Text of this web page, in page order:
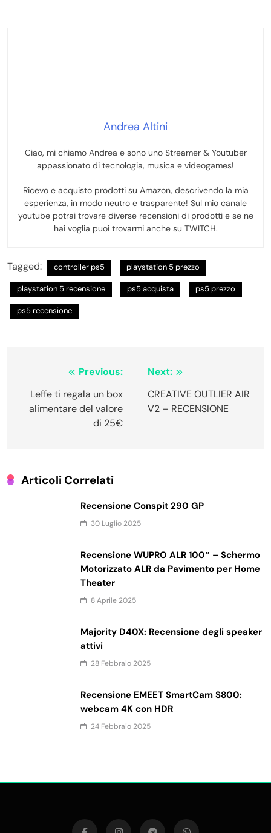
Andrea Altini
Ciao, mi chiamo Andrea e sono uno Streamer & Youtuber
appassionato di tecnologia, musica e videogames!
Ricevo e acquisto prodotti su Amazon, descrivendo la mia
esperienza, in modo neutro e trasparente! Sul mio canale
youtube potrai trovare diverse recensioni di prodotti e se ne
hai voglia puoi trovarmi anche su TWITCH.
Tagged: controller ps5 playstation 5 prezzo
playstation 5 recensione ps5 acquista ps5 prezzo
ps5 recensione
Navigazione
articoli
Previous:
Leffe ti regala un box
alimentare del valore
di 25€
Next:
CREATIVE OUTLIER AIR
V2 – RECENSIONE
Articoli Correlati
Recensione Conspit 290 GP
30 Luglio 2025
Recensione WUPRO ALR 100″ – Schermo
Motorizzato ALR da Pavimento per Home
Theater
8 Aprile 2025
Majority D40X: Recensione degli speaker
attivi
28 Febbraio 2025
Recensione EMEET SmartCam S800:
webcam 4K con HDR
24 Febbraio 2025